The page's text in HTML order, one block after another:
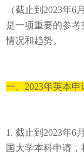
（截止到 2023年6月
是一项重要的参考
情况和趋势。
一、 2023年英本申
1. 截止到 2023年6月
国大学本科申请 ，